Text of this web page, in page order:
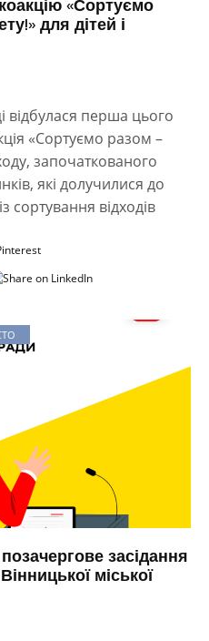
«Сортуємо
для дітей і
відбулася перша цього
«Сортуємо разом –
започаткованого
які долучилися до
сортування відходів
засідання
міської